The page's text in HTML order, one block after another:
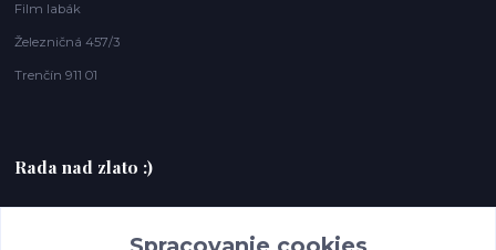
Film labák
Železničná 457/3
Trenčín 911 01
Rada nad zlato :)